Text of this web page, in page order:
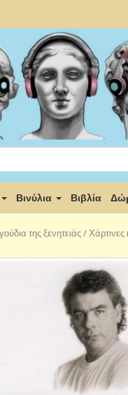
Βινύλια Βιβλία
της ξενητειάς / Χάρτινες